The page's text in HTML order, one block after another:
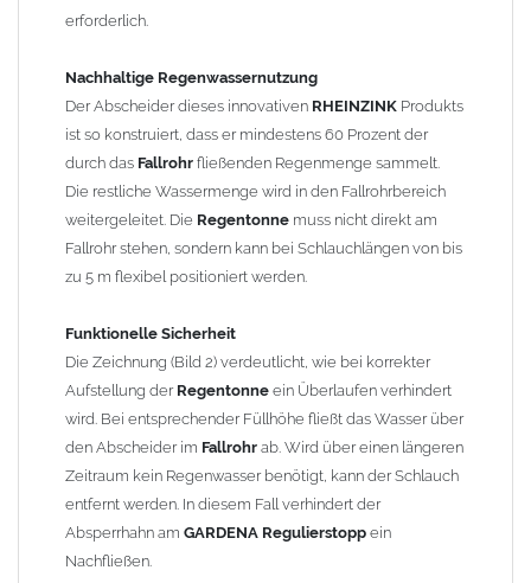
Bauteilen zusammen verbaut werden. Diese Metalle werden
Regenwasser von Kupfer auf sie fließt. Lösung: Materialien
trennen (z. B. durch Trennstreifen oder Beschichtungen) und den
Wasserfluss so lenken, dass er nur von Zink, Aluminium und
verzinkten Bauteilen in Richtung Kupfer verläuft.Richtige
Kombinationen -> Zink, Aluminium und verzinkte Bauteile
können miteinander verbaut werden, da sie in der
elektrochemischen Spannungsreihe nahe beieinander liegen.
Kupfer kann mit Edelstahl und Blei kombiniert werden, da keine
Einbauhinweis bei alten gelöteten und gefalzten
Regenfallrohren (Rohre hergestellt vor 2000): Der Umbau bei
gefalzten Alu-, Kupferrohren und gelöteten Zinkrohren ist oft
etwas schwierig, da diese nicht so passgenau sind wie heutige
lasergeschweißte Rohre. Maßabweichungen von 1–2 mm sind
möglich. Anpassungsarbeiten wie Einziehen und Aufweiten sind
manchmal nötig, oder es muss sogar das Rohr ober- und
unterhalb durch ein neues lasergeschweißtes Fallrohr ersetzt
erforderlich.
Nachhaltige Regenwassernutzung
Der Abscheider dieses innovativen RHEINZINK Produkts
ist so konstruiert, dass er mindestens 60 Prozent der
durch das Fallrohr fließenden Regenmenge sammelt.
Die restliche Wassermenge wird in den Fallrohrbereich
weitergeleitet. Die Regentonne muss nicht direkt am
Fallrohr stehen, sondern kann bei Schlauchlängen von bis
zu 5 m flexibel positioniert werden.
Funktionelle Sicherheit
Die Zeichnung (Bild 2) verdeutlicht, wie bei korrekter
Aufstellung der Regentonne ein Überlaufen verhindert
wird. Bei entsprechender Füllhöhe fließt das Wasser über
den Abscheider im Fallrohr ab. Wird über einen längeren
Zeitraum kein Regenwasser benötigt, kann der Schlauch
entfernt werden. In diesem Fall verhindert der
Absperrhahn am GARDENA Regulierstopp ein
Nachfließen.